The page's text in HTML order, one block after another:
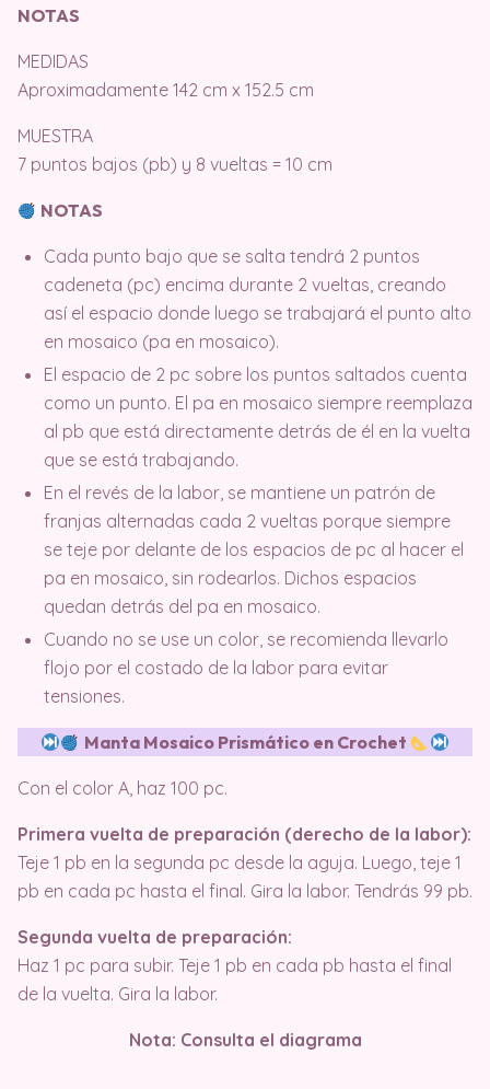
NOTAS
MEDIDAS
Aproximadamente 142 cm x 152.5 cm
MUESTRA
7 puntos bajos (pb) y 8 vueltas = 10 cm
NOTAS
Cada punto bajo que se salta tendrá 2 puntos
cadeneta (pc) encima durante 2 vueltas, creando
así el espacio donde luego se trabajará el punto alto
en mosaico (pa en mosaico).
El espacio de 2 pc sobre los puntos saltados cuenta
como un punto. El pa en mosaico siempre reemplaza
al pb que está directamente detrás de él en la vuelta
que se está trabajando.
En el revés de la labor, se mantiene un patrón de
franjas alternadas cada 2 vueltas porque siempre
se teje por delante de los espacios de pc al hacer el
pa en mosaico, sin rodearlos. Dichos espacios
quedan detrás del pa en mosaico.
Cuando no se use un color, se recomienda llevarlo
flojo por el costado de la labor para evitar
tensiones.
Manta Mosaico Prismático en Crochet
Con el color A, haz 100 pc.
Primera vuelta de preparación (derecho de la labor):
Teje 1 pb en la segunda pc desde la aguja. Luego, teje 1
pb en cada pc hasta el final. Gira la labor. Tendrás 99 pb.
Segunda vuelta de preparación:
Haz 1 pc para subir. Teje 1 pb en cada pb hasta el final
de la vuelta. Gira la labor.
Nota: Consulta el diagrama